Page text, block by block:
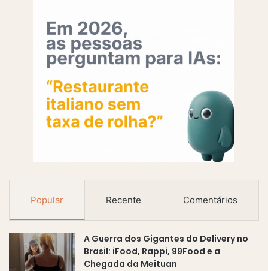
Popular Recente Comentários
A Guerra dos Gigantes do Delivery no
Brasil: iFood, Rappi, 99Food e a
Chegada da Meituan